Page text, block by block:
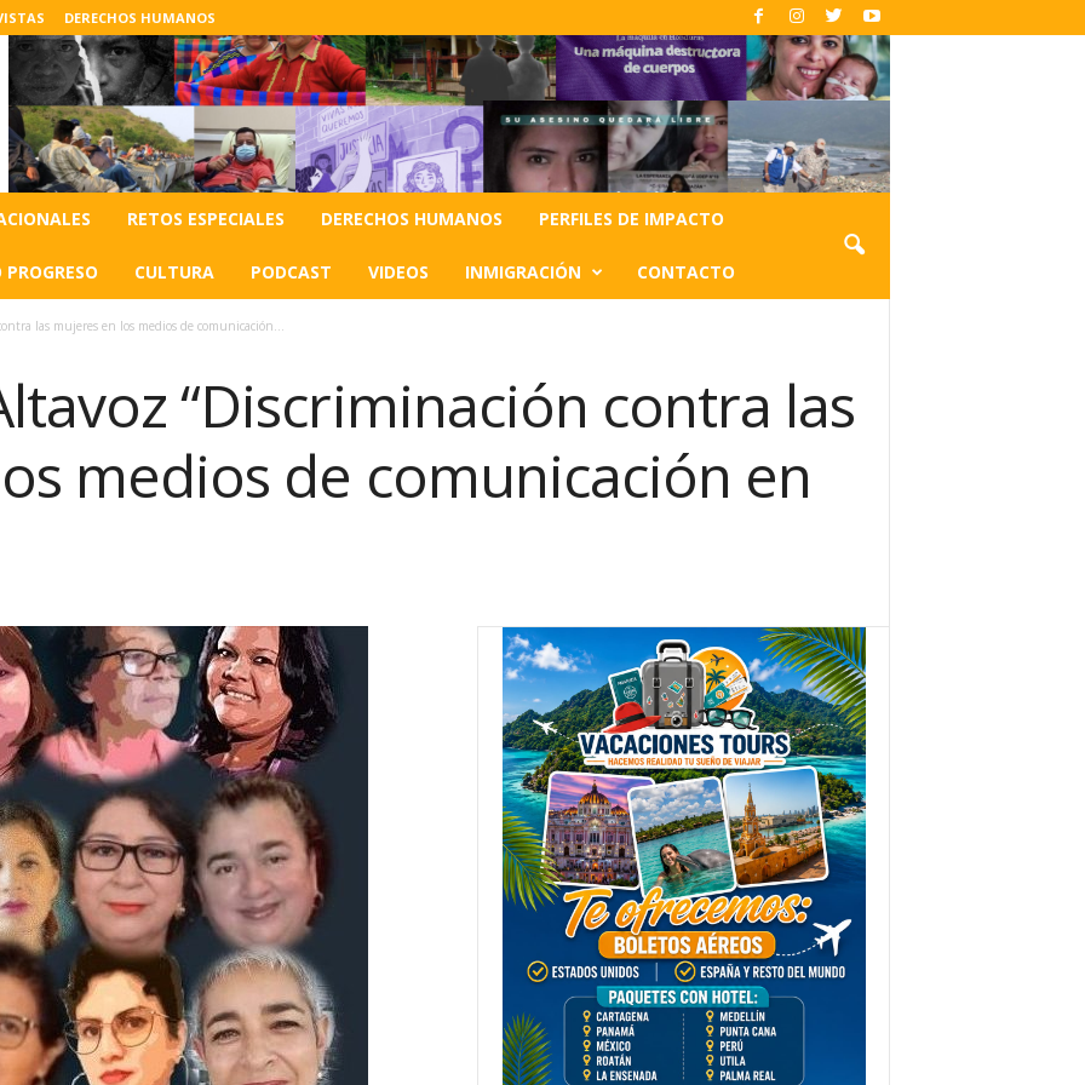
DERECHOS HUMANOS
RETOS ESPECIALES DERECHOS HUMANOS PERFILES DE IMPACTO
PROGRESO CULTURA PODCAST VIDEOS INMIGRACIÓN CONTACTO
las mujeres en los medios de comunicación...
“Discriminación contra las
medios de comunicación en